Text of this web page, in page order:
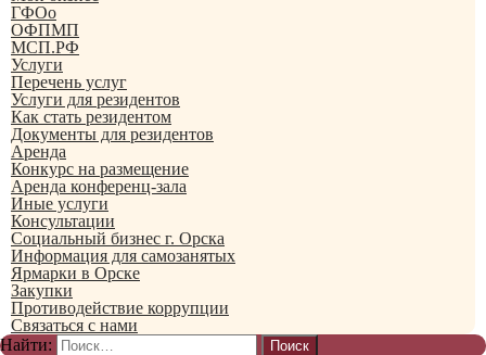
ГФОо
ОФПМП
МСП.РФ
Услуги
Перечень услуг
Услуги для резидентов
Как стать резидентом
Документы для резидентов
Аренда
Конкурс на размещение
Аренда конференц-зала
Иные услуги
Консультации
Социальный бизнес г. Орска
Информация для самозанятых
Ярмарки в Орске
Закупки
Противодействие коррупции
Связаться с нами
Найти: